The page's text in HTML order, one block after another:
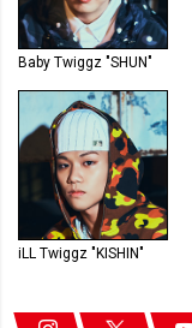
Baby Twiggz "SHUN"
iLL Twiggz "KISHIN"